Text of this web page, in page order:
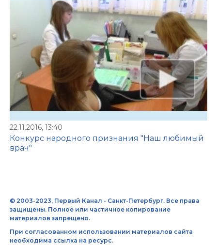
22.11.2016, 13:40
Конкурс народного признания "Наш любимый
врач"
© 2003-2023, Первый Канал - Санкт-Петербург. Все права
защищены. Полное или частичное копирование
материалов запрещено.
При согласованном использовании материалов сайта
необходима ссылка на ресурс.